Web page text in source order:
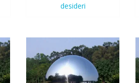
desideri